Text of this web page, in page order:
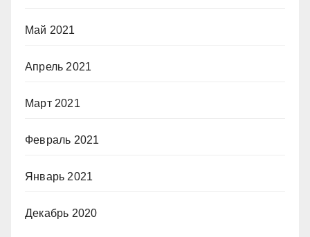
Май 2021
Апрель 2021
Март 2021
Февраль 2021
Январь 2021
Декабрь 2020